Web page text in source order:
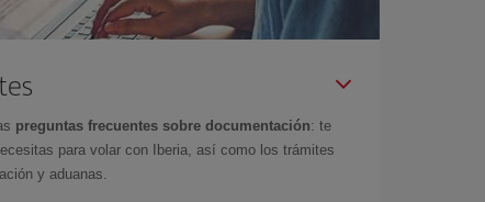
preguntas frecuentes sobre documentación: te
para volar con Iberia, así como los trámites
y aduanas.